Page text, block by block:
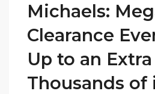
Michaels:
Clearance
Up to an
Thousands of